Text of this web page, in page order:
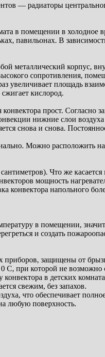
— радиаторы
в помещении в холодное
павильонах. В
металлический корпус,
сопротивления,
увеличивает площадь
кислород.
прост.
нижние слои
снова и снова.
Можно расположить на
Что же
мощность
конвектора напольного
в помещении,
и создать
приборов, защищены от
С, при которой не
в детских
свежим, без запахов.
что обеспечивает
любую поверхность.